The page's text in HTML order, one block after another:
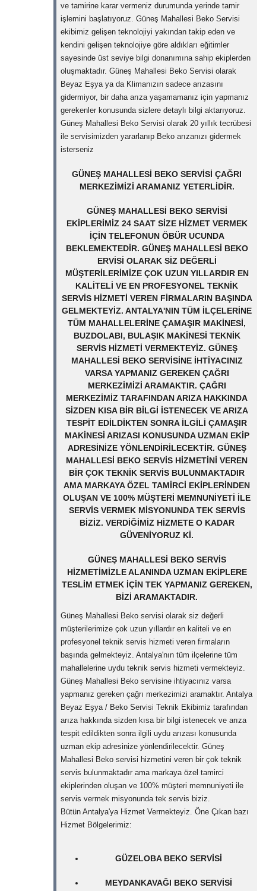
ve tamirine karar vermeniz durumunda yerinde tamir
işlemini başlatıyoruz. Güneş Mahallesi Beko Servisi
ekibimiz gelişen teknolojiyi yakından takip eden ve
kendini gelişen teknolojiye göre aldıkları eğitimler
sayesinde üst seviye bilgi donanımına sahip ekiplerden
oluşmaktadır. Güneş Mahallesi Beko Servisi olarak
Beyaz Eşya ya da Klimanızın sadece arızasını
gidermiyor, bir daha arıza yaşamamanız için yapmanız
gerekenler konusunda sizlere detaylı bilgi aktarıyoruz.
Güneş Mahallesi Beko Servisi olarak 20 yıllık tecrübesi
ile servisimizden yararlanıp Beko arızanızı gidermek
isterseniz
GÜNEŞ MAHALLESI BEKO SERVISI ÇAĞRI
MERKEZIMIZI ARAMANIZ YETERLIDIR.
GÜNEŞ MAHALLESI BEKO SERVISI
EKIPLERIMIZ 24 SAAT SIZE HIZMET VERMEK
IÇIN TELEFONUN ÖBÜR UCUNDA
BEKLEMEKTEDIR. GÜNEŞ MAHALLESI BEKO
ERVISI OLARAK SIZ DEĞERLI
MÜŞTERILERIMIZE ÇOK UZUN YILLARDIR EN
KALITELI VE EN PROFESYONEL TEKNIK
SERVIS HIZMETI VEREN FIRMALARIN BAŞINDA
GELMEKTEYIZ. ANTALYA'NIN TÜM ILÇELERINE
TÜM MAHALLELERINE ÇAMAŞIR MAKINESI,
BUZDOLABI, BULAŞIK MAKINESI TEKNIK
SERVIS HIZMETI VERMEKTEYIZ. GÜNEŞ
MAHALLESI BEKO SERVISINE IHTIYACINIZ
VARSA YAPMANIZ GEREKEN ÇAĞRI
MERKEZIMIZI ARAMAKTIR. ÇAĞRI
MERKEZIMIZ TARAFINDAN ARIZA HAKKINDA
SIZDEN KISA BIR BILGI ISTENECEK VE ARIZA
TESPIT EDILDIKTEN SONRA ILGILI ÇAMAŞIR
MAKINESI ARIZASI KONUSUNDA UZMAN EKIP
ADRESINIZE YÖNLENDIRILECEKTIR. GÜNEŞ
MAHALLESI BEKO SERVIS HIZMETINI VEREN
BIR ÇOK TEKNIK SERVIS BULUNMAKTADIR
AMA MARKAYA ÖZEL TAMIRCI EKIPLERINDEN
OLUŞAN VE 100% MÜŞTERI MEMNUNIYETI ILE
SERVIS VERMEK MISYONUNDA TEK SERVIS
BIZIZ. VERDIĞIMIZ HIZMETE O KADAR
GÜVENIYORUZ KI.
GÜNEŞ MAHALLESI BEKO SERVIS
HIZMETIMIZLE ALANINDA UZMAN EKIPLERE
TESLIM ETMEK IÇIN TEK YAPMANIZ GEREKEN,
BIZI ARAMAKTADIR.
Güneş Mahallesi Beko servisi olarak siz değerli
müşterilerimize çok uzun yıllardır en kaliteli ve en
profesyonel teknik servis hizmeti veren firmaların
başında gelmekteyiz. Antalya'nın tüm ilçelerine tüm
mahallelerine uydu teknik servis hizmeti vermekteyiz.
Güneş Mahallesi Beko servisine ihtiyacınız varsa
yapmanız gereken çağrı merkezimizi aramaktır. Antalya
Beyaz Eşya / Beko Servisi Teknik Ekibimiz tarafından
arıza hakkında sizden kısa bir bilgi istenecek ve arıza
tespit edildikten sonra ilgili uydu arızası konusunda
uzman ekip adresinize yönlendirilecektir. Güneş
Mahallesi Beko servisi hizmetini veren bir çok teknik
servis bulunmaktadır ama markaya özel tamirci
ekiplerinden oluşan ve 100% müşteri memnuniyeti ile
servis vermek misyonunda tek servis biziz.
Bütün Antalya'ya Hizmet Vermekteyiz. Öne Çıkan bazı
Hizmet Bölgelerimiz:
GÜZELOBA BEKO SERVISI
MEYDANKAVAĞI BEKO SERVISI